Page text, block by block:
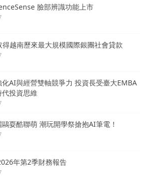
臉部辨識功能上市
得越南歷來最大規模國際銀團社會貸款
AI與經營雙軸競爭力 投資長受臺大EMBA
投資思維
鷗耍酷聯萌 潮玩開學祭搶抱AI筆電！
年第2季財務報告